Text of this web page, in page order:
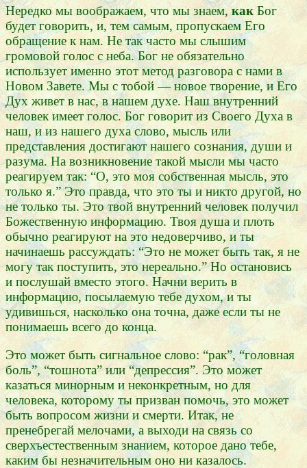
Нередко мы воображаем, что мы знаем,какБог
будет говорить, и, тем самым, пропускаем Его
обращение к нам. Не так часто мы слышим
громовой голос с неба. Бог не обязательно
использует именно этот метод разговора с нами в
Новом Завете. Мы с тобой — новое творение, и Его
Дух живет в нас, в нашем духе. Наш внутренний
человек имеет голос. Бог говорит из Своего Духа в
наш, и из нашего духа слово, мысль или
представления достигают нашего сознания, души и
разума. На возникновение такой мысли мы часто
реагируем так: “О, это моя собственная мысль, это
только я.” Это правда, что это ты и никто другой, но
не только ты. Это твой внутренний человек получил
Божественную информацию. Твоя душа и плоть
обычно реагируют на это недоверчиво, и ты
начинаешь рассуждать: “Это не может быть так, я не
могу так поступить, это нереально.” Но остановись
и послушай вместо этого. Начни верить в
информацию, посылаемую тебе духом, и ты
удивишься, насколько она точна, даже если ты не
понимаешь всего до конца.
Это может быть сигнальное слово: “рак”, “головная
боль”, “тошнота” или “депрессия”. Это может
казаться минорным и неконкретным, но для
человека, которому ты призван помочь, это может
быть вопросом жизни и смерти. Итак, не
пренебрегай мелочами, а выходи на связь со
сверхъестественным знанием, которое дано тебе,
каким бы незначительным оно ни казалось.